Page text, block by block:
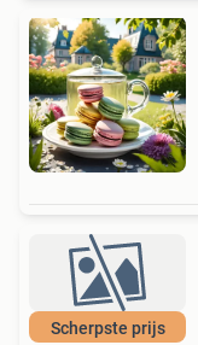
Scherpste prijs